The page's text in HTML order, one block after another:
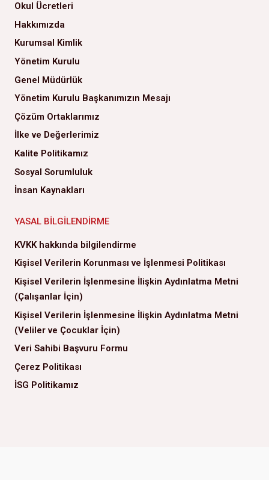
Okul Ücretleri
Hakkımızda
Kurumsal Kimlik
Yönetim Kurulu
Genel Müdürlük
Yönetim Kurulu Başkanımızın Mesajı
Çözüm Ortaklarımız
İlke ve Değerlerimiz
Kalite Politikamız
Sosyal Sorumluluk
İnsan Kaynakları
YASAL BILGILENDIRME
KVKK hakkında bilgilendirme
Kişisel Verilerin Korunması ve İşlenmesi Politikası
Kişisel Verilerin İşlenmesine İlişkin Aydınlatma Metni
(Çalışanlar İçin)
Kişisel Verilerin İşlenmesine İlişkin Aydınlatma Metni
(Veliler ve Çocuklar İçin)
Veri Sahibi Başvuru Formu
Çerez Politikası
İSG Politikamız